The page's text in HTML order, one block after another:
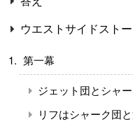
ウエストサイドスト
第一幕
ジェット団とシャ
リフはシャーク団